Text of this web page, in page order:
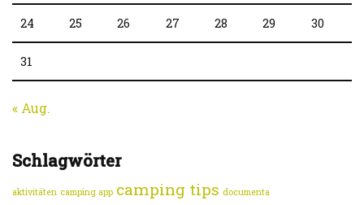
24 25 26 27 28 29 30
31
« Aug.
Schlagwörter
aktivitäten camping app camping tips documenta